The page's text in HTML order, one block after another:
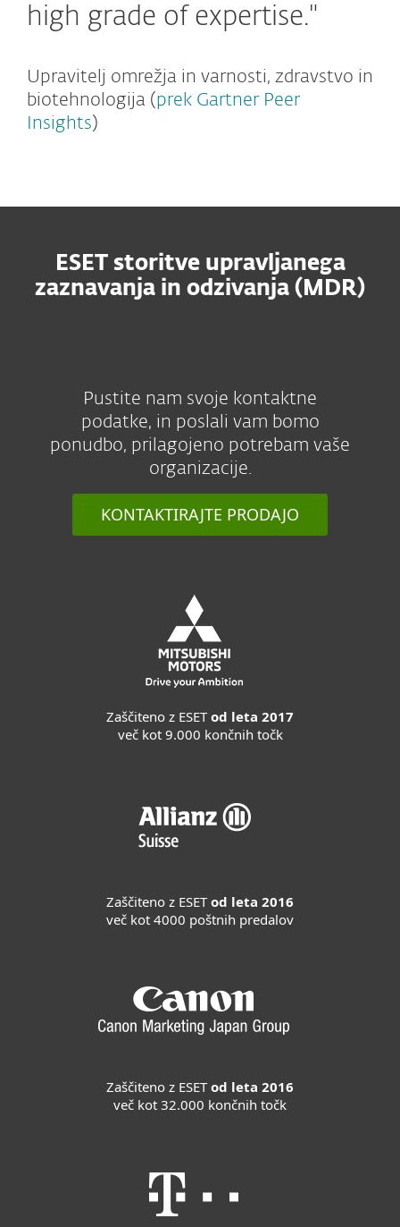
high grade of expertise."
Upravitelj omrežja in varnosti, zdravstvo in
biotehnologija (prek Gartner Peer
Insights)
ESET storitve upravljanega
zaznavanja in odzivanja (MDR)
Pustite nam svoje kontaktne
podatke, in poslali vam bomo
ponudbo, prilagojeno potrebam vaše
organizacije.
KONTAKTIRAJTE PRODAJO
Zaščiteno z ESETod leta 2017
več kot 9.000 končnih točk
Zaščiteno z ESETod leta 2016
več kot 4000 poštnih predalov
Zaščiteno z ESETod leta 2016
več kot 32.000 končnih točk